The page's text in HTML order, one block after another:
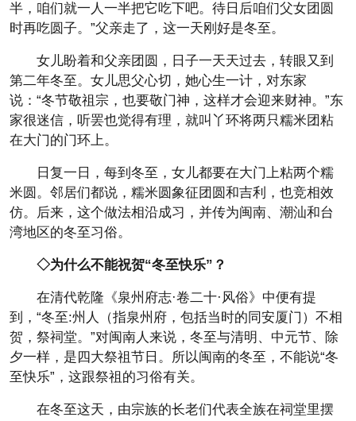
半，咱们就一人一半把它吃下吧。待日后咱们父女团圆
时再吃圆子。”父亲走了，这一天刚好是冬至。
女儿盼着和父亲团圆，日子一天天过去，转眼又到
第二年冬至。女儿思父心切，她心生一计，对东家
说：“冬节敬祖宗，也要敬门神，这样才会迎来财神。”东
家很迷信，听罢也觉得有理，就叫丫环将两只糯米团粘
在大门的门环上。
日复一日，每到冬至，女儿都要在大门上粘两个糯
米圆。邻居们都说，糯米圆象征团圆和吉利，也竞相效
仿。后来，这个做法相沿成习，并传为闽南、潮汕和台
湾地区的冬至习俗。
◇为什么不能祝贺“冬至快乐”？
在清代乾隆《泉州府志·卷二十·风俗》中便有提
到，“冬至:州人（指泉州府，包括当时的同安厦门）不相
贺，祭祠堂。”对闽南人来说，冬至与清明、中元节、除
夕一样，是四大祭祖节日。所以闽南的冬至，不能说“冬
至快乐”，这跟祭祖的习俗有关。
在冬至这天，由宗族的长老们代表全族在祠堂里摆